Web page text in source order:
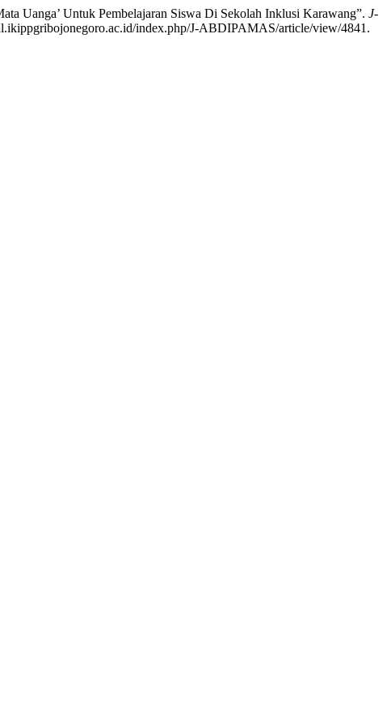
Uanga’ Untuk Pembelajaran Siswa Di Sekolah Inklusi Karawang”. J-
index.php/J-ABDIPAMAS/article/view/4841.